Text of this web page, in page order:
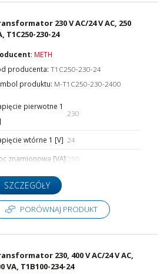
230 V AC/24 V AC, 250
T1C250-230-24
: METH
producenta:T1C250-230-24
produktu: M-T1C250-230-2400
pierwotne 1
230
wtórne 1 [V] 24
znamionowa [VA] 250
SZCZEGÓŁY
PORÓWNAJ PRODUKT
230, 400 V AC/24 V AC,
VA, T1B100-234-24